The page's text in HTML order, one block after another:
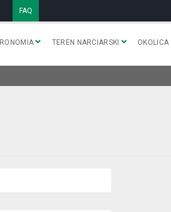
FAQ
TEREN NARCIARSKI OKOLICA